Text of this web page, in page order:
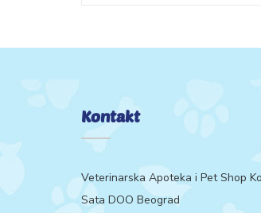
Kontakt
Veterinarska Apoteka i Pet Shop
Sata DOO Beograd